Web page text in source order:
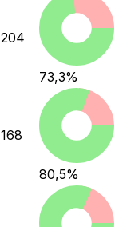
204
73,3%
168
80,5%